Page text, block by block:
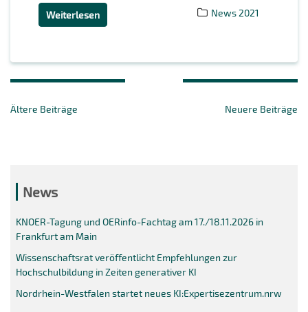
News 2021
Weiterlesen
Ältere Beiträge Neuere Beiträge
News
KNOER-Tagung und OERinfo-Fachtag am 17./18.11.2026 in
Frankfurt am Main
Wissenschaftsrat veröffentlicht Empfehlungen zur
Hochschulbildung in Zeiten generativer KI
Nordrhein-Westfalen startet neues KI:Expertisezentrum.nrw